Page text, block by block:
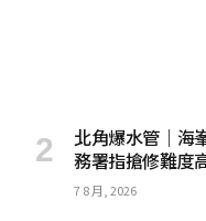
北角爆水管｜海
務署指搶修難度
7 8 月, 2026